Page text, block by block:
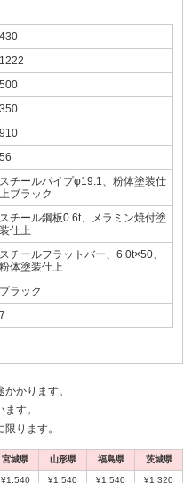
430
1222
500
350
910
56
スチールパイプφ19.1、粉体塗装仕
上ブラック
スチール鋼板0.6t、メラミン焼付塗
装仕上
スチールフラットバー、6.0t×50、
粉体塗装仕上
ブラック
7
かります。
す。
ります。
宮城県 山形県 福島県 茨城県
¥1,540 ¥1,540 ¥1,540 ¥1,320